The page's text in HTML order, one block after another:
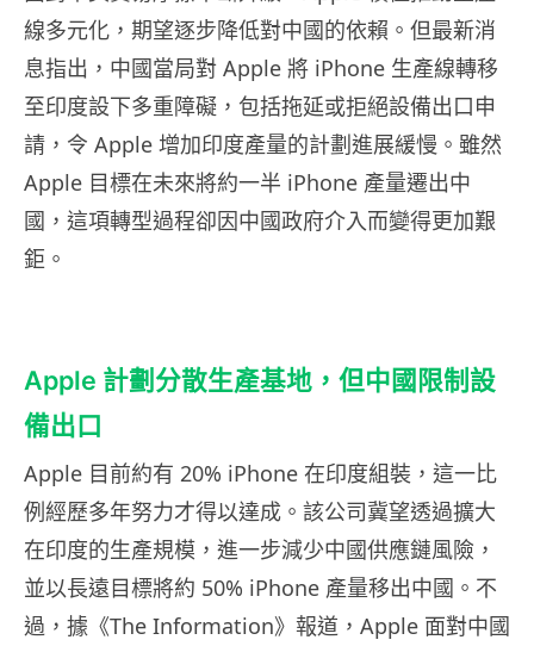
線多元化，期望逐步降低對中國的依賴。但最新消
息指出，中國當局對 Apple 將 iPhone 生產線轉移
至印度設下多重障礙，包括拖延或拒絕設備出口申
請，令 Apple 增加印度產量的計劃進展緩慢。雖然
Apple 目標在未來將約一半 iPhone 產量遷出中
國，這項轉型過程卻因中國政府介入而變得更加艱
鉅。
Apple 計劃分散生產基地，但中國限制設
備出口
Apple 目前約有 20% iPhone 在印度組裝，這一比
例經歷多年努力才得以達成。該公司冀望透過擴大
在印度的生產規模，進一步減少中國供應鏈風險，
並以長遠目標將約 50% iPhone 產量移出中國。不
過，據《The Information》報道，Apple 面對中國